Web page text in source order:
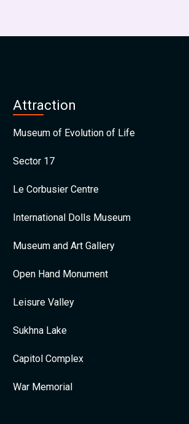
Attraction
Museum of Evolution of Life
Sector 17
Le Corbusier Centre
International Dolls Museum
Museum and Art Gallery
Open Hand Monument
Leisure Valley
Sukhna Lake
Capitol Complex
War Memorial